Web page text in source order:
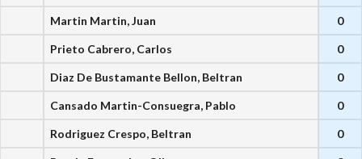
Martin Martin, Juan 0
Prieto Cabrero, Carlos 0
Diaz De Bustamante Bellon, Beltran 0
Cansado Martin-Consuegra, Pablo 0
Rodriguez Crespo, Beltran 0